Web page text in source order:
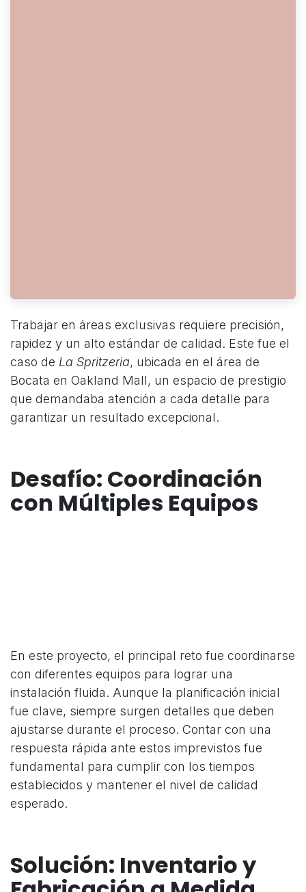
Trabajar en áreas exclusivas requiere precisión,
rapidez y un alto estándar de calidad. Este fue el
caso de La Spritzeria, ubicada en el área de
Bocata en Oakland Mall, un espacio de prestigio
que demandaba atención a cada detalle para
garantizar un resultado excepcional.
Desafío: Coordinación
con Múltiples Equipos
En este proyecto, el principal reto fue coordinarse
con diferentes equipos para lograr una
instalación fluida. Aunque la planificación inicial
fue clave, siempre surgen detalles que deben
ajustarse durante el proceso. Contar con una
respuesta rápida ante estos imprevistos fue
fundamental para cumplir con los tiempos
establecidos y mantener el nivel de calidad
esperado.
Solución: Inventario y